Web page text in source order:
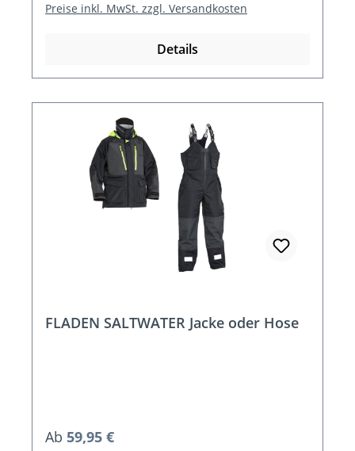
Preise inkl. MwSt. zzgl. Versandkosten
Details
FLADEN SALTWATER Jacke oder Hose
Regulärer Preis:
Ab 59,95 €